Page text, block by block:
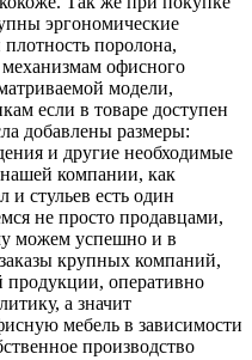
эргономические
поролона,
офисного
модели,
если в товаре доступен
добавлены размеры:
и другие необходимые
компании, как
стульев есть один
не просто продавцами,
можем успешно и в
крупных компаний,
продукции, оперативно
а значит
мебель в зависимости
производство